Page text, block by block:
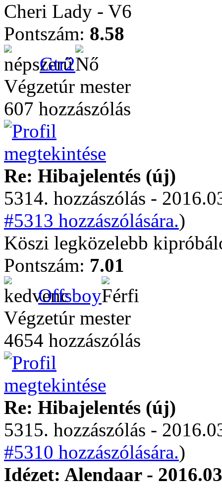
Cheri Lady - V6
Pontszám: 8.58
Gtr2
Végzetúr mester
607 hozzászólás
Re: Hibajelentés (új)
5314. hozzászólás -
#5313 hozzászólására.)
Köszi legközelebb
Pontszám: 7.01
Offsboy
Végzetúr mester
4654 hozzászólás
Re: Hibajelentés (új)
5315. hozzászólás -
#5310 hozzászólására.)
Idézet: Alendaar -